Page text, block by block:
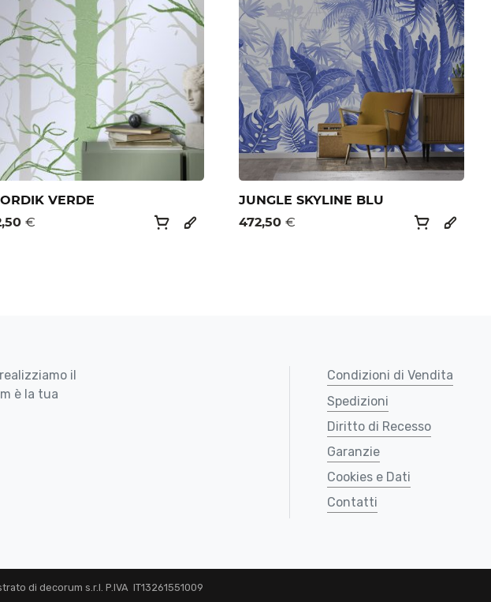
VERDE
€
JUNGLE SKYLINE BLU
472,50€
il
è la tua
Condizioni di Vendita
Spedizioni
Diritto di Recesso
Garanzie
Cookies e Dati
Contatti
di decorum s.r.l. P.IVA IT13261551009